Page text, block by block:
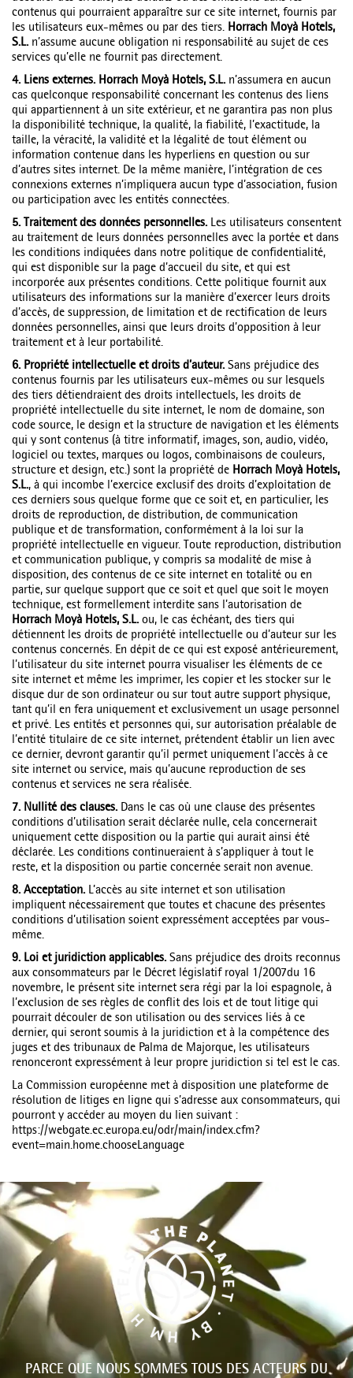
contenus qui pourraient apparaître sur ce site internet, fournis par
les utilisateurs eux-mêmes ou par des tiers. Horrach Moyà Hotels,
S.L. n’assume aucune obligation ni responsabilité au sujet de ces
services qu’elle ne fournit pas directement.
4. Liens externes. Horrach Moyà Hotels, S.L. n’assumera en aucun
cas quelconque responsabilité concernant les contenus des liens
qui appartiennent à un site extérieur, et ne garantira pas non plus
la disponibilité technique, la qualité, la fiabilité, l’exactitude, la
taille, la véracité, la validité et la légalité de tout élément ou
information contenue dans les hyperliens en question ou sur
d’autres sites internet. De la même manière, l’intégration de ces
connexions externes n’impliquera aucun type d’association, fusion
ou participation avec les entités connectées.
5. Traitement des données personnelles. Les utilisateurs consentent
au traitement de leurs données personnelles avec la portée et dans
les conditions indiquées dans notre politique de confidentialité,
qui est disponible sur la page d’accueil du site, et qui est
incorporée aux présentes conditions. Cette politique fournit aux
utilisateurs des informations sur la manière d’exercer leurs droits
d’accès, de suppression, de limitation et de rectification de leurs
données personnelles, ainsi que leurs droits d’opposition à leur
traitement et à leur portabilité.
6. Propriété intellectuelle et droits d’auteur.Sans préjudice des
contenus fournis par les utilisateurs eux-mêmes ou sur lesquels
des tiers détiendraient des droits intellectuels, les droits de
propriété intellectuelle du site internet, le nom de domaine, son
code source, le design et la structure de navigation et les éléments
qui y sont contenus (à titre informatif, images, son, audio, vidéo,
logiciel ou textes, marques ou logos, combinaisons de couleurs,
structure et design, etc.) sont la propriété de Horrach Moyà Hotels,
S.L., à qui incombe l’exercice exclusif des droits d’exploitation de
ces derniers sous quelque forme que ce soit et, en particulier, les
droits de reproduction, de distribution, de communication
publique et de transformation, conformément à la loi sur la
propriété intellectuelle en vigueur. Toute reproduction, distribution
et communication publique, y compris sa modalité de mise à
disposition, des contenus de ce site internet en totalité ou en
partie, sur quelque support que ce soit et quel que soit le moyen
technique, est formellement interdite sans l’autorisation de
Horrach Moyà Hotels, S.L.ou, le cas échéant, des tiers qui
détiennent les droits de propriété intellectuelle ou d’auteur sur les
contenus concernés. En dépit de ce qui est exposé antérieurement,
l’utilisateur du site internet pourra visualiser les éléments de ce
site internet et même les imprimer, les copier et les stocker sur le
disque dur de son ordinateur ou sur tout autre support physique,
tant qu’il en fera uniquement et exclusivement un usage personnel
et privé. Les entités et personnes qui, sur autorisation préalable de
l’entité titulaire de ce site internet, prétendent établir un lien avec
ce dernier, devront garantir qu’il permet uniquement l’accès à ce
site internet ou service, mais qu’aucune reproduction de ses
contenus et services ne sera réalisée.
7. Nullité des clauses. Dans le cas où une clause des présentes
conditions d’utilisation serait déclarée nulle, cela concernerait
uniquement cette disposition ou la partie qui aurait ainsi été
déclarée. Les conditions continueraient à s’appliquer à tout le
reste, et la disposition ou partie concernée serait non avenue.
8. Acceptation. L’accès au site internet et son utilisation
impliquent nécessairement que toutes et chacune des présentes
conditions d’utilisation soient expressément acceptées par vous-
même.
9. Loi et juridiction applicables.Sans préjudice des droits reconnus
aux consommateurs par le Décret législatif royal 1/2007du 16
novembre, le présent site internet sera régi par la loi espagnole, à
l’exclusion de ses règles de conflit des lois et de tout litige qui
pourrait découler de son utilisation ou des services liés à ce
dernier, qui seront soumis à la juridiction et à la compétence des
juges et des tribunaux de Palma de Majorque, les utilisateurs
renonceront expressément à leur propre juridiction si tel est le cas.
La Commission européenne met à disposition une plateforme de
résolution de litiges en ligne qui s’adresse aux consommateurs, qui
pourront y accéder au moyen du lien suivant :
https://webgate.ec.europa.eu/odr/main/index.cfm?
event=main.home.chooseLanguage
PARCE QUE NOUS SOMMES TOUS DES ACTEURS DU